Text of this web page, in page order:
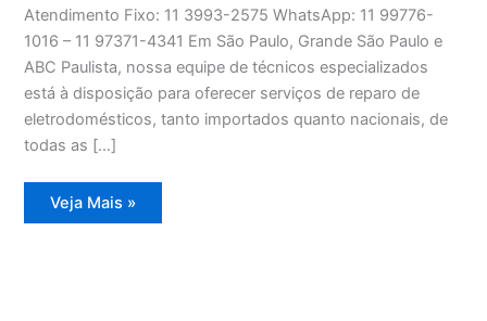
Atendimento Fixo: 11 3993-2575 WhatsApp: 11 99776-
1016 – 11 97371-4341 Em São Paulo, Grande São Paulo e
ABC Paulista, nossa equipe de técnicos especializados
está à disposição para oferecer serviços de reparo de
eletrodomésticos, tanto importados quanto nacionais, de
todas as […]
Reparo
Eletrodomésticos
Veja Mais »